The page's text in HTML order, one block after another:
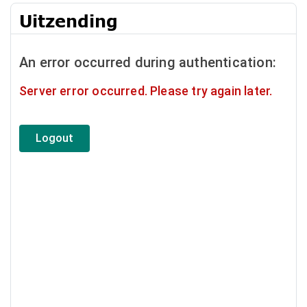
Uitzending